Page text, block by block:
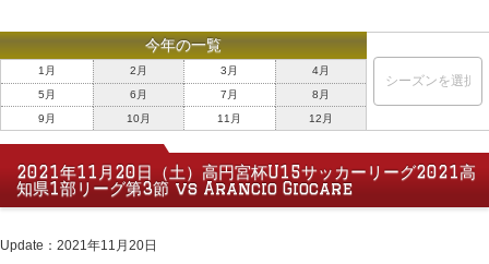
今年の一覧
1月 2月 3月
4月
5月
6月 7月
8月
9月
10月 11月 12月
2021年11月20日（土）高円宮杯U15サッカーリーグ2021高
知県1部リーグ第3節 vs Arancio Giocare
Update：2021年11月20日